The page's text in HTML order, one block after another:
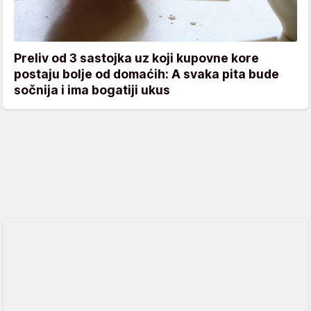
Preliv od 3 sastojka uz koji kupovne kore
postaju bolje od domaćih: A svaka pita bude
sočnija i ima bogatiji ukus